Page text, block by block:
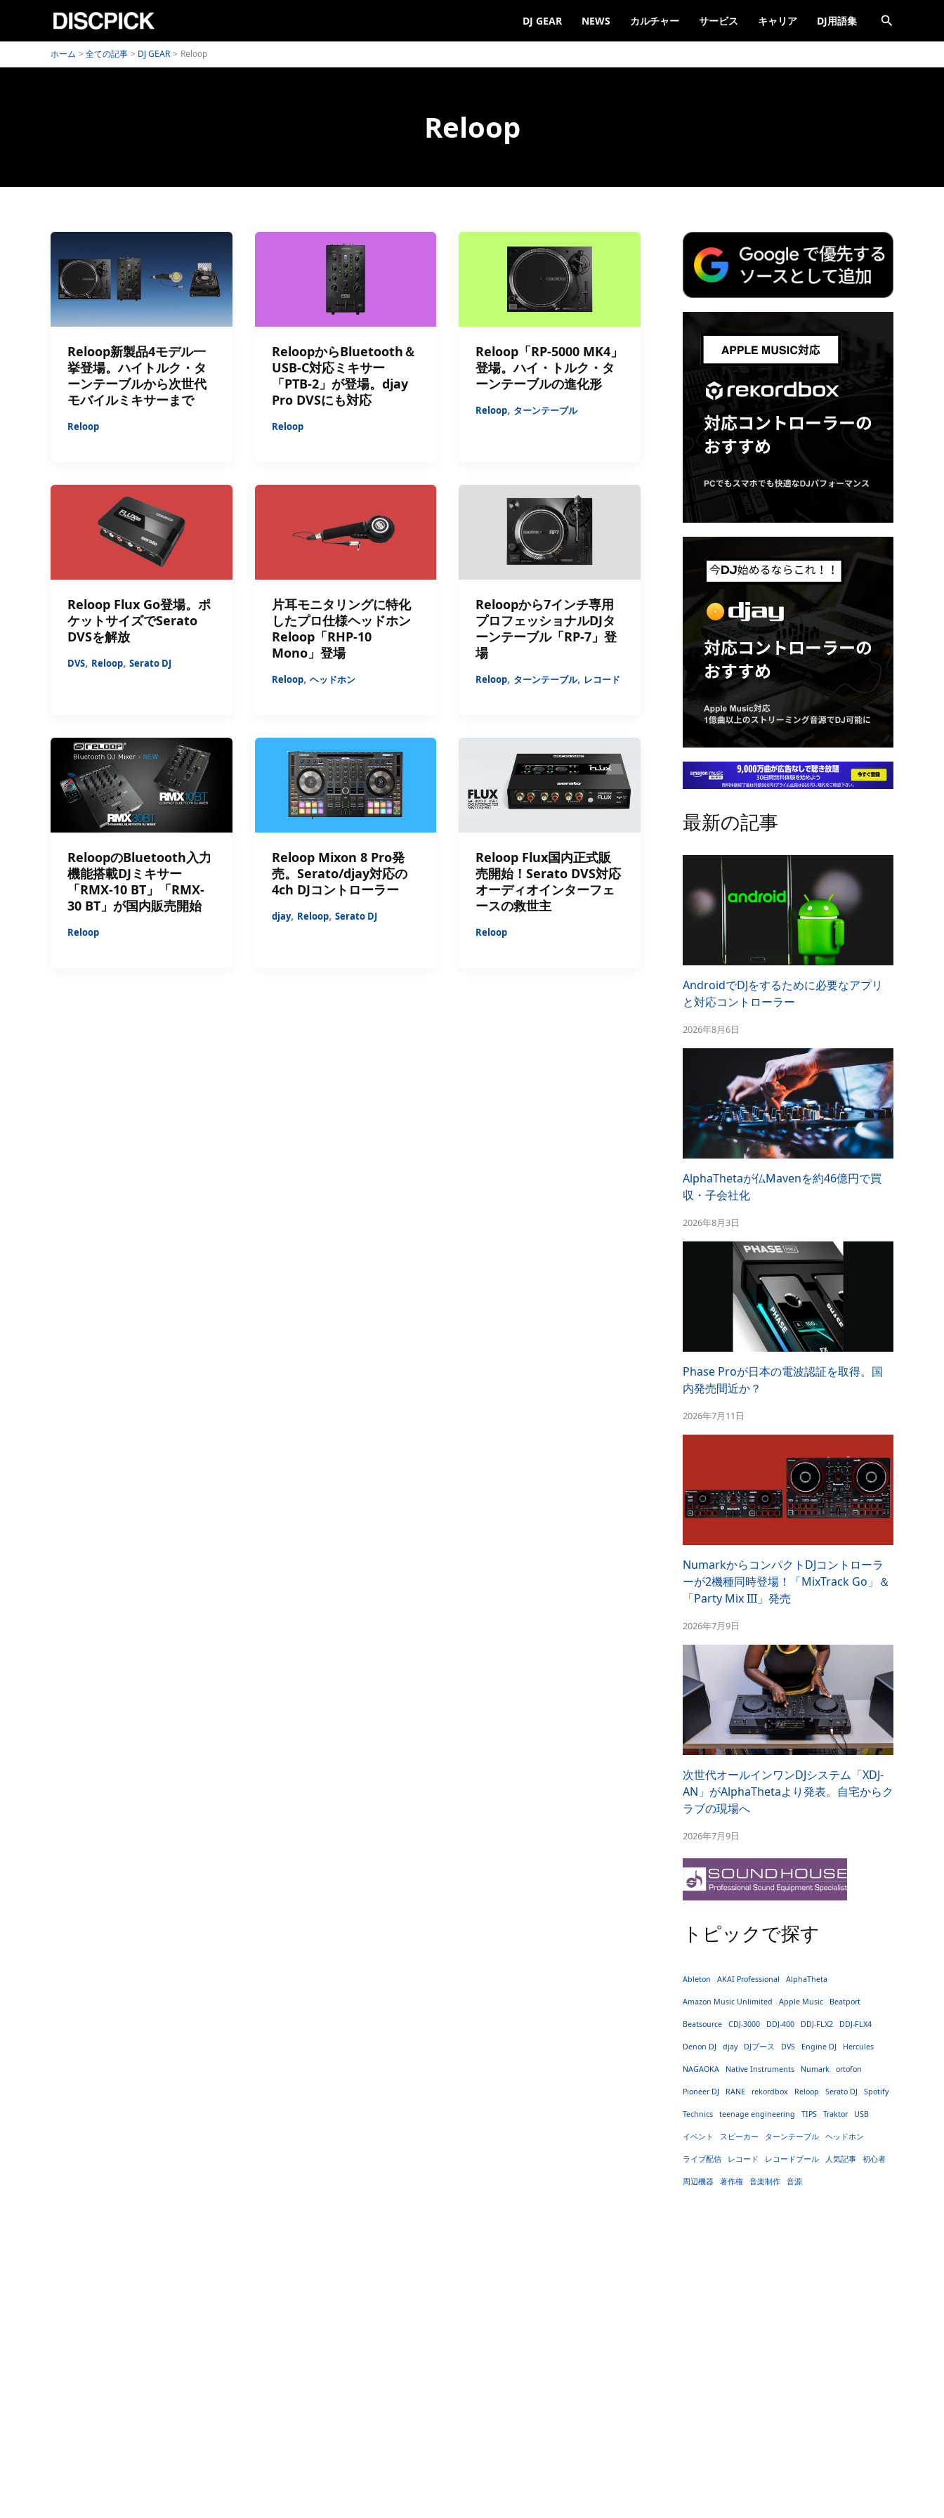
ス
DJ GEAR NEWS カルチャー サービス キャリア DJ用語集
検
ホーム 全ての記事 DJ GEAR Reloop
Reloop
Reloop新製品4モデル一
挙登場。ハイトルク・タ
ーンテーブルから次世代
モバイルミキサーまで
Reloop
ReloopからBluetooth＆
USB-C対応ミキサー
「PTB-2」が登場。djay
Pro DVSにも対応
Reloop
Reloop「RP-5000 MK4」
登場。ハイ・トルク・タ
ーンテーブルの進化形
Reloop, ターンテーブル
Reloop Flux Go登場。ポ
ケットサイズでSerato
DVSを解放
DVS, Reloop, Serato DJ
片耳モニタリングに特化
したプロ仕様ヘッドホン
Reloop「RHP-10
Mono」登場
Reloop, ヘッドホン
Reloopから7インチ専用
プロフェッショナルDJタ
ーンテーブル「RP-7」登
場
Reloop, ターンテーブル, レコード
ReloopのBluetooth入力
機能搭載DJミキサー
「RMX-10 BT」「RMX-
30 BT」が国内販売開始
Reloop
Reloop Mixon 8 Pro発
売。Serato/djay対応の
4ch DJコントローラー
djay, Reloop, Serato DJ
Reloop Flux国内正式販
売開始！Serato DVS対応
オーディオインターフェ
ースの救世主
Reloop
最新の記事
AndroidでDJをするために必要なアプリ
と対応コントローラー
2026年8月6日
AlphaThetaが仏Mavenを約46億円で買
収・子会社化
2026年8月3日
Phase Proが日本の電波認証を取得。国
内発売間近か？
2026年7月11日
NumarkからコンパクトDJコントローラ
ーが2機種同時登場！「MixTrack Go」＆
「Party Mix III」発売
2026年7月9日
次世代オールインワンDJシステム「XDJ-
AN」がAlphaThetaより発表。自宅からク
ラブの現場へ
2026年7月9日
トピックで探す
Ableton AKAI Professional AlphaTheta
Amazon Music Unlimited Apple Music Beatport
Beatsource CDJ-3000 DDJ-400 DDJ-FLX2 DDJ-FLX4
Denon DJ djay DJブース DVS Engine DJ Hercules
NAGAOKA Native Instruments Numark ortofon
Pioneer DJ RANE rekordbox Reloop Serato DJ Spotify
Technics teenage engineering TIPS Traktor USB
イベント スピーカー ターンテーブル ヘッドホン
ライブ配信 レコード レコードプール 人気記事 初心者
周辺機器 著作権 音楽制作 音源